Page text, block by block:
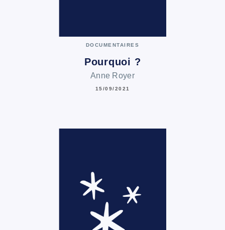
DOCUMENTAIRES
Pourquoi ?
Anne Royer
15/09/2021